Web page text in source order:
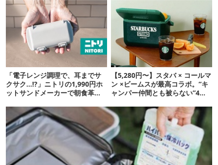
「電子レンジ調理で、耳までサ
クサク…!?」ニトリの1,990円ホ
ットサンドメーカーで朝食革命
【5,280円〜】スタバ × コールマ
ン ×ビームスが最高コラボ。“キ
ャンパー仲間とも被らない”4ア